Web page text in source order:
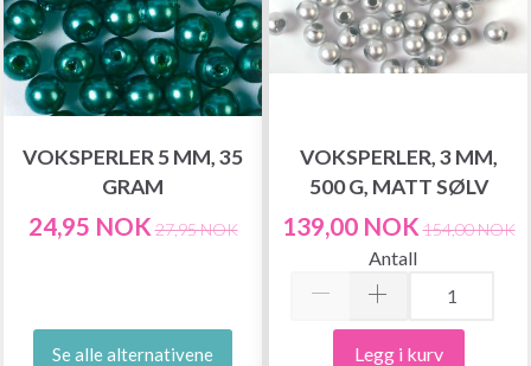
VOKSPERLER 5 MM, 35
GRAM
24,95 NOK 27,95 NOK
Se alle alternativene
VOKSPERLER, 3 MM,
500 G, MATT SØLV
139,00 NOK 154,00 NOK
Antall
Legg i kurv